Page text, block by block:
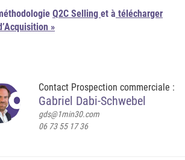
Q2C Selling et à télécharger
»
Contact Prospection commerciale :
Gabriel Dabi-Schwebel
gds@1min30.com
06 73 55 17 36